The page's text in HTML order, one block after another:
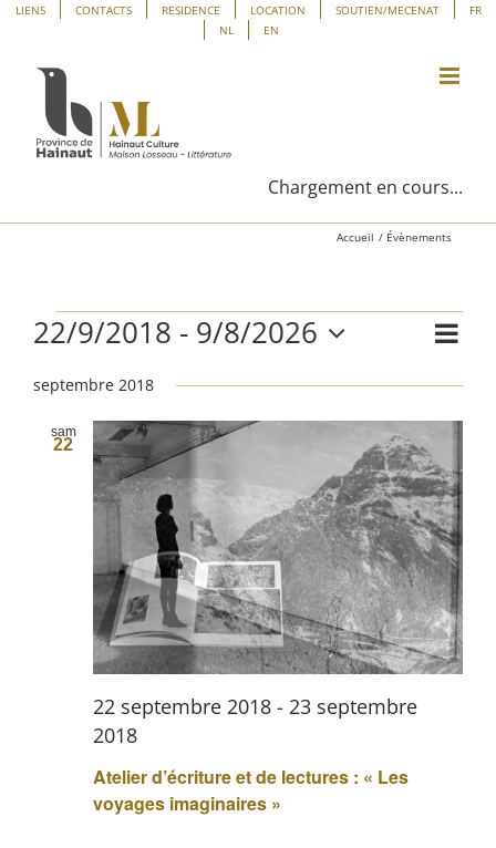
Panneau de gestion des cookies
Passer
contenu
LIENS CONTACTS RESIDENCE LOCATION SOUTIEN/MECENAT
FR
NL
EN
Chargement en cours...
Accueil Évènements
Évènements
par
Liste
22/9/2018 - 9/8/2026
une
date.
septembre 2018
sam
22
Atelier d’écriture et de lectures : « Les
voyages imaginaires »
22 septembre 2018 - 23 septembre
2018